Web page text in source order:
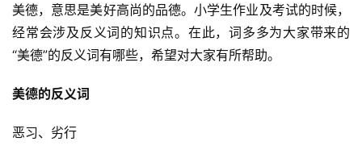
美德，意思是美好高尚的品德。小学生作业及考试的时候，
经常会涉及反义词的知识点。在此，词多多为大家带来的
“美德”的反义词有哪些，希望对大家有所帮助。
美德的反义词
恶习、劣行